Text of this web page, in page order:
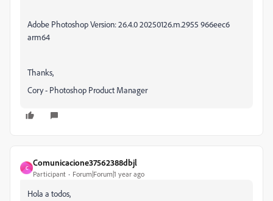
Adobe Photoshop Version: 26.4.0 20250126.m.2955 966eec6
arm64
Thanks,
Cory - Photoshop Product Manager
C
Comunicacione37562388dbjl
Participant Forum|Forum|1 year ago
Hola a todos,